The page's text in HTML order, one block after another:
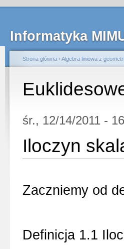
Informatyka
Strona główna › Algebra liniowa z
śr., 12/14/2011 -
Iloczyn
Zaczniemy od
Definicja 1.1